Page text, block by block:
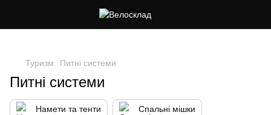
Туризм Питні системи
Питні системи
Намети та тенти Спальні мішки